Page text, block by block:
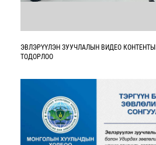
ЭВЛЭРҮҮЛЭН ЗУУЧЛАЛЫН ВИДЕО
ТОДОРЛОО